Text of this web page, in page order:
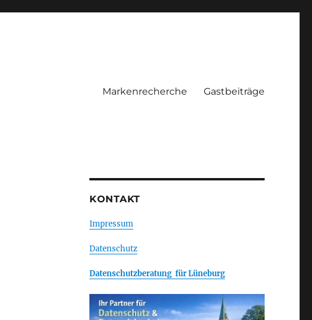
Markenrecherche Gastbeiträge
KONTAKT
Impressum
Datenschutz
Datenschutzberatung für Lüneburg